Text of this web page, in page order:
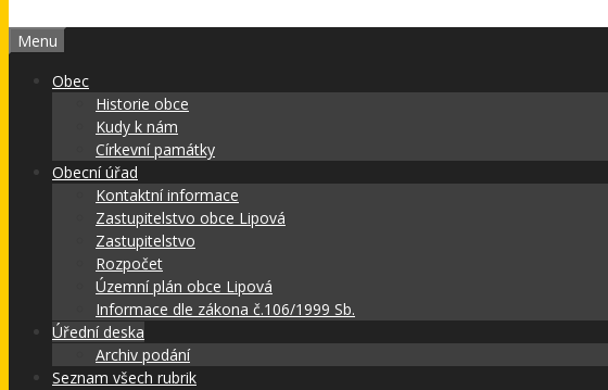
Menu
Obec
Historie obce
Kudy k nám
Církevní památky
Obecní úřad
Kontaktní informace
Zastupitelstvo obce Lipová
Zastupitelstvo
Rozpočet
Územní plán obce Lipová
Informace dle zákona č.106/1999 Sb.
Úřední deska
Archiv podání
Seznam všech rubrik